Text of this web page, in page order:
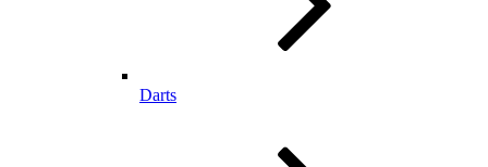
Darts